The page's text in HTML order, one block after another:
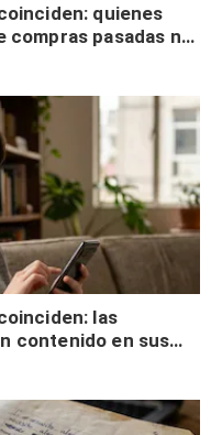
quienes
pasadas no
necesidad de
las
contenido en sus
validación